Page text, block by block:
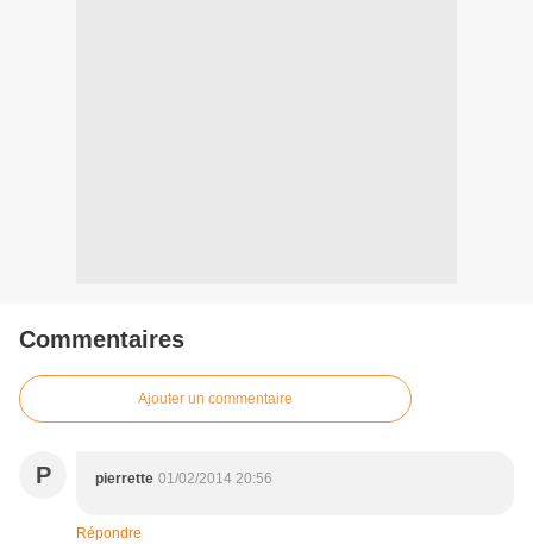
Commentaires
Ajouter un commentaire
P pierrette 01/02/2014 20:56
Répondre